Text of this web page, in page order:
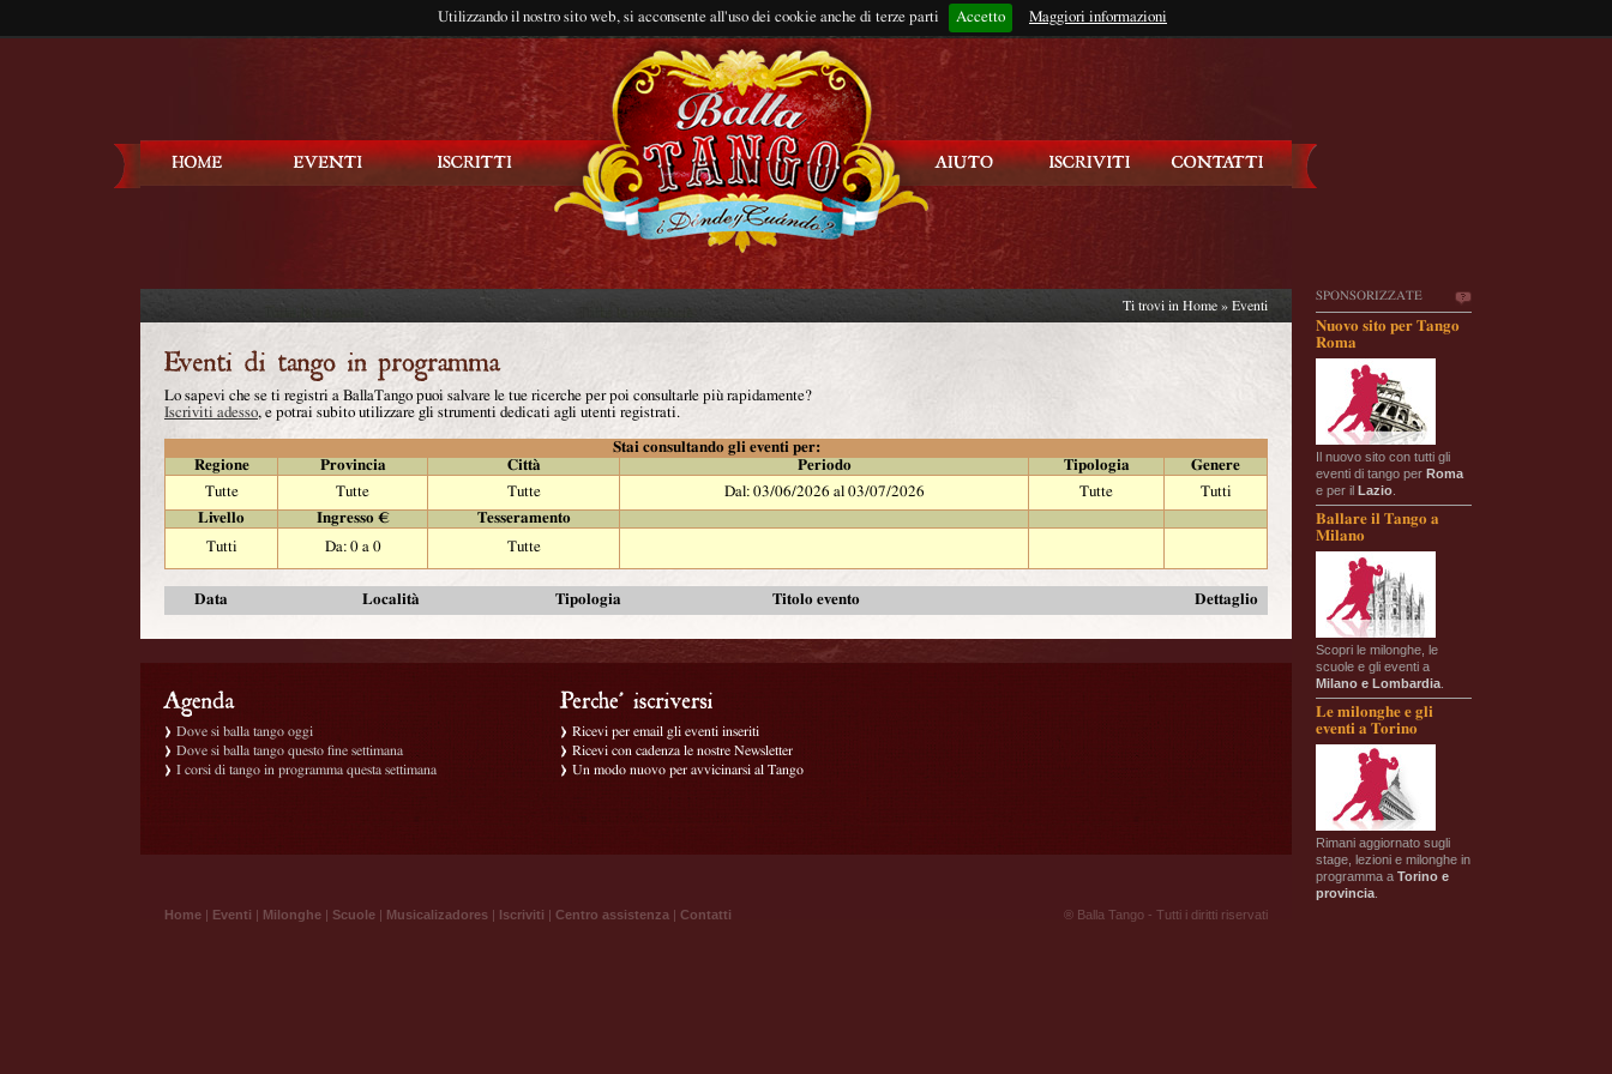
Utilizzando il nostro sito web, si acconsente all'uso dei cookie anche di terze parti Accetto Maggiori informazioni
Rimani connesso?
SPONSORIZZATE
Nuovo sito per Tango
Roma
Il nuovo sito con tutti gli
eventi di tango per Roma
e per il Lazio
Ballare il Tango a
Milano
Scopri le milonghe, le
scuole e gli eventi a
Milano e Lombardia
Le milonghe e gli
eventi a Torino
Rimani aggiornato sugli
stage, lezioni e milonghe in
programma a Torino e
provincia
Ti trovi in Home » Eventi
Lo sapevi che se ti registri a BallaTango puoi salvare le tue ricerche per poi consultarle più rapidamente?
Iscriviti adesso, e potrai subito utilizzare gli strumenti dedicati agli utenti registrati.
Stai consultando gli eventi per:
Regione
Provincia Città Periodo Tipologia
Genere
Tutte
Tutte Tutte Dal: 03/06/2026 al 03/07/2026 Tutte
Tutti
Livello
Ingresso €
Tesseramento
Tutti
Da: 0 a 0 Tutte
Data Località Tipologia Titolo evento Dettaglio
Dove si balla tango oggi
Dove si balla tango questo fine settimana
I corsi di tango in programma questa settimana
Ricevi per email gli eventi inseriti
Ricevi con cadenza le nostre Newsletter
Un modo nuovo per avvicinarsi al Tango
Home | Eventi | Milonghe | Scuole | Musicalizadores | Iscriviti | Centro assistenza | Contatti ® Balla Tango - Tutti i diritti riservati